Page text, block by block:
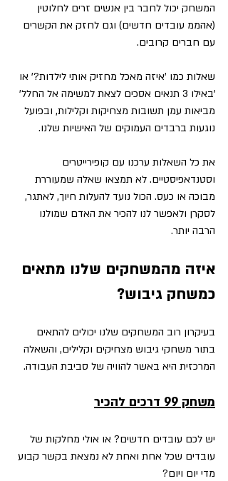
המשחק יכול לחבר בין אנשים זרים לחלוטין
(אהממ עובדים חדשים) וגם לחזק את הקשרים
עם חברים קרובים.
שאלות כמו 'איזה מאכל מחזיק אותי לילדות?' או
'באילו 3 תנאים אסכים לצאת למשימה אל החלל'
מביאות עמן תשובות מצחיקות וקלילות, ובפועל
נוגעות ברבדים העמוקים של האישיות שלנו.
את כל השאלות ערכנו עם קופירייטרים
וסטנדאפיסטיים. לא תמצאו שאלה שמעוררת
מבוכה או כעס. הכול נועד להעלות חיוך, לאתגר,
לסקרן ולאפשר לנו להכיר את האדם שמולנו
הרבה יותר.
איזה מהמשחקים שלנו מתאים
כמשחק גיבוש?
בעיקרון רוב המשחקים שלנו יכולים להתאים
בתור משחקי גיבוש מצחיקים וקלילים, והשאלה
המרכזית היא באשר להוויה של סביבת העבודה.
משחק 99 דרכים להכיר
יש לכם עובדים חדשים? או אולי מחלקות של
עובדים שכל אחת ואחת לא נמצאת בקשר קבוע
מדי יום ויום?